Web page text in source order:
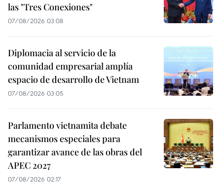
las "Tres Conexiones"
07/08/2026 03:08
Diplomacia al servicio de la
comunidad empresarial amplía
espacio de desarrollo de Vietnam
07/08/2026 03:05
Parlamento vietnamita debate
mecanismos especiales para
garantizar avance de las obras del
APEC 2027
07/08/2026 02:17